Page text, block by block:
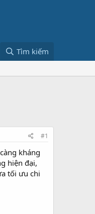
Tìm kiếm
#1
kháng
hiện đại,
tối ưu chi